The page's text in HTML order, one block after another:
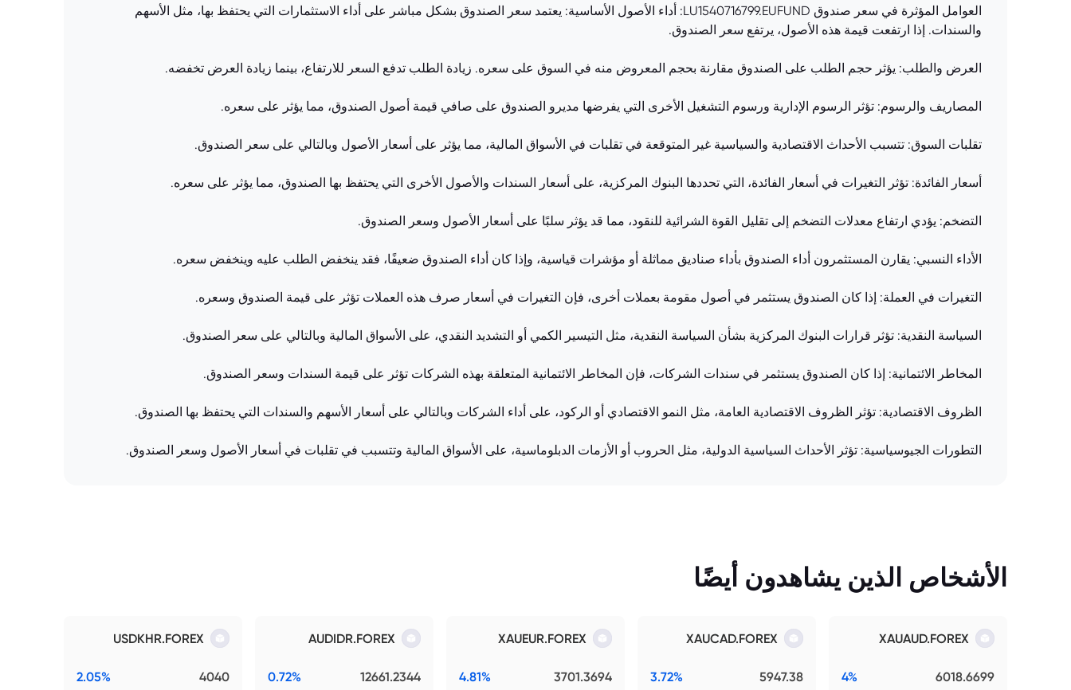
العوامل المؤثرة في سعر صندوق LU1540716799.EUFUND: أداء الأصول الأساسية: يعتمد سعر الصندوق بشكل مباشر على أداء الاستثمارات التي يحتفظ بها، مثل الأسهم
والسندات. إذا ارتفعت قيمة هذه الأصول، يرتفع سعر الصندوق.
العرض والطلب: يؤثر حجم الطلب على الصندوق مقارنة بحجم المعروض منه في السوق على سعره. زيادة الطلب تدفع السعر للارتفاع، بينما زيادة العرض تخفضه.
المصاريف والرسوم: تؤثر الرسوم الإدارية ورسوم التشغيل الأخرى التي يفرضها مديرو الصندوق على صافي قيمة أصول الصندوق، مما يؤثر على سعره.
تقلبات السوق: تتسبب الأحداث الاقتصادية والسياسية غير المتوقعة في تقلبات في الأسواق المالية، مما يؤثر على أسعار الأصول وبالتالي على سعر الصندوق.
أسعار الفائدة: تؤثر التغيرات في أسعار الفائدة، التي تحددها البنوك المركزية، على أسعار السندات والأصول الأخرى التي يحتفظ بها الصندوق، مما يؤثر على سعره.
التضخم: يؤدي ارتفاع معدلات التضخم إلى تقليل القوة الشرائية للنقود، مما قد يؤثر سلبًا على أسعار الأصول وسعر الصندوق.
الأداء النسبي: يقارن المستثمرون أداء الصندوق بأداء صناديق مماثلة أو مؤشرات قياسية، وإذا كان أداء الصندوق ضعيفًا، فقد ينخفض الطلب عليه وينخفض سعره.
التغيرات في العملة: إذا كان الصندوق يستثمر في أصول مقومة بعملات أخرى، فإن التغيرات في أسعار صرف هذه العملات تؤثر على قيمة الصندوق وسعره.
السياسة النقدية: تؤثر قرارات البنوك المركزية بشأن السياسة النقدية، مثل التيسير الكمي أو التشديد النقدي، على الأسواق المالية وبالتالي على سعر الصندوق.
المخاطر الائتمانية: إذا كان الصندوق يستثمر في سندات الشركات، فإن المخاطر الائتمانية المتعلقة بهذه الشركات تؤثر على قيمة السندات وسعر الصندوق.
الظروف الاقتصادية: تؤثر الظروف الاقتصادية العامة، مثل النمو الاقتصادي أو الركود، على أداء الشركات وبالتالي على أسعار الأسهم والسندات التي يحتفظ بها الصندوق.
التطورات الجيوسياسية: تؤثر الأحداث السياسية الدولية، مثل الحروب أو الأزمات الدبلوماسية، على الأسواق المالية وتتسبب في تقلبات في أسعار الأصول وسعر الصندوق.
الأشخاص الذين يشاهدون أيضًا
XAUAUD.FOREX
6018.6699
4%
XAUCAD.FOREX
5947.38
3.72%
XAUEUR.FOREX
3701.3694
4.81%
AUDIDR.FOREX
12661.2344
0.72%
USDKHR.FOREX
4040
2.05%